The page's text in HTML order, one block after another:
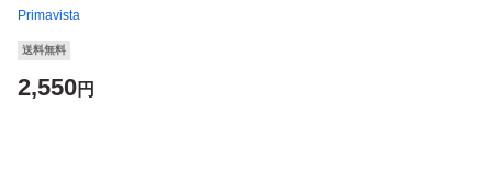
Primavista
送料無料
2,550円